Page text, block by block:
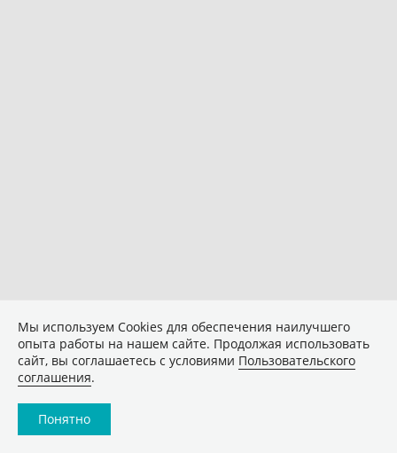
Мы используем Сookies для обеспечения наилучшего
опыта работы на нашем сайте. Продолжая использовать
сайт, вы соглашаетесь с условиями Пользовательского
соглашения.
Понятно